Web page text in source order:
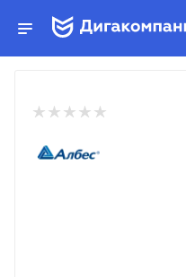
УГОЛ